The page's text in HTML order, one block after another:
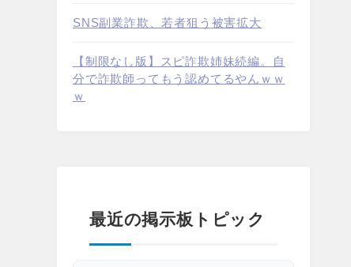
SNS副業詐欺、若者狙う被害拡大
【制限なし版】スピ詐欺姉妹続編。自
分で詐欺師ってもう認めてるやんｗｗ
ｗ
最近の掲示板トピック